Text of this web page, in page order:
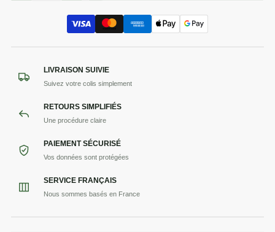
LIVRAISON SUIVIE
Suivez votre colis simplement
RETOURS SIMPLIFIÉS
Une procédure claire
PAIEMENT SÉCURISÉ
Vos données sont protégées
SERVICE FRANÇAIS
Nous sommes basés en France